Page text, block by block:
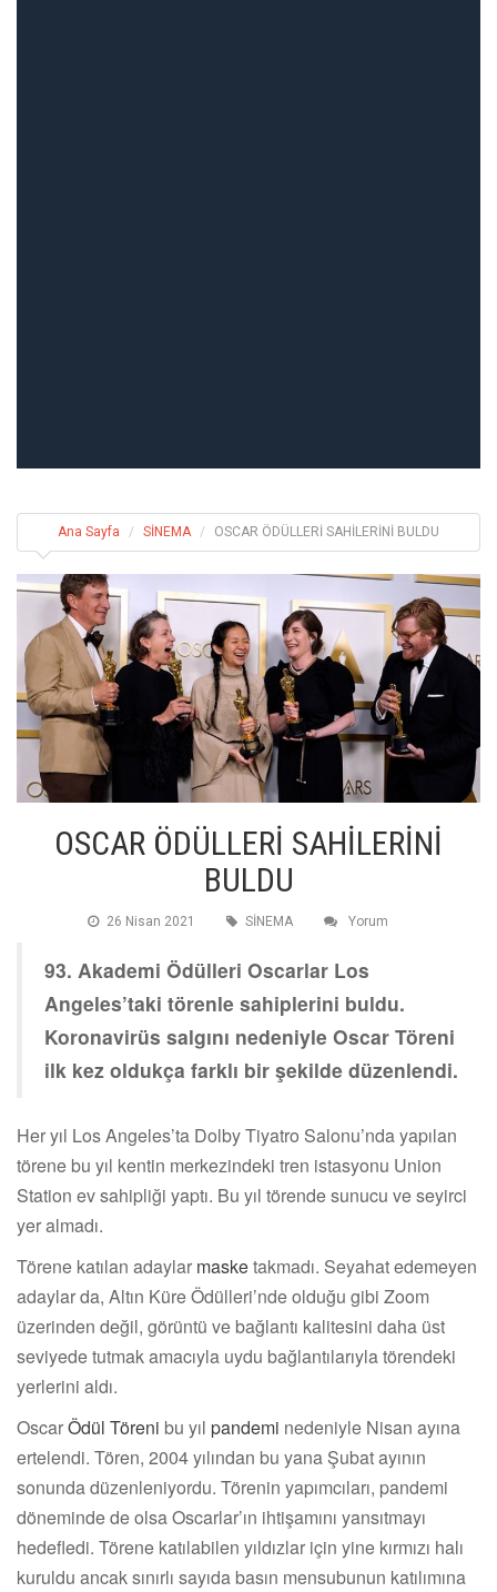
Ana Sayfa SİNEMA OSCAR ÖDÜLLERİ SAHİLERİNİ BULDU
OSCAR ÖDÜLLERİ SAHİLERİNİ
BULDU
26 Nisan 2021 SİNEMA Yorum
93. Akademi Ödülleri Oscarlar Los
Angeles’taki törenle sahiplerini buldu.
Koronavirüs salgını nedeniyle Oscar Töreni
ilk kez oldukça farklı bir şekilde düzenlendi.
Her yıl Los Angeles’ta Dolby Tiyatro Salonu’nda yapılan
törene bu yıl kentin merkezindeki tren istasyonu Union
Station ev sahipliği yaptı. Bu yıl törende sunucu ve seyirci
yer almadı.
Törene katılan adaylar masketakmadı. Seyahat edemeyen
adaylar da, Altın Küre Ödülleri’nde olduğu gibi Zoom
üzerinden değil, görüntü ve bağlantı kalitesini daha üst
seviyede tutmak amacıyla uydu bağlantılarıyla törendeki
yerlerini aldı.
OscarÖdül Töreni bu yıl pandemi nedeniyle Nisan ayına
ertelendi. Tören, 2004 yılından bu yana Şubat ayının
sonunda düzenleniyordu. Törenin yapımcıları, pandemi
döneminde de olsa Oscarlar’ın ihtişamını yansıtmayı
hedefledi. Törene katılabilen yıldızlar için yine kırmızı halı
kuruldu ancak sınırlı sayıda basın mensubunun katılımına